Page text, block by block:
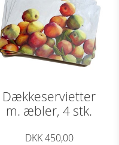
Dækkeservietter
m. æbler, 4 stk.
DKK 450,00